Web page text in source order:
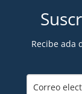
Recibe ada